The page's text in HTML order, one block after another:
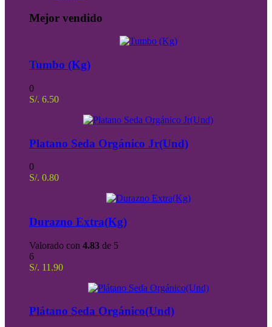
Mejor vendido
Tumbo (Kg)
0
S/. 6.50
Platano Seda Orgánico Jr(Und)
0
S/. 0.80
Durazno Extra(Kg)
Valorado con 4.83 de 5
6
S/. 11.90
Plátano Seda Orgánico(Und)